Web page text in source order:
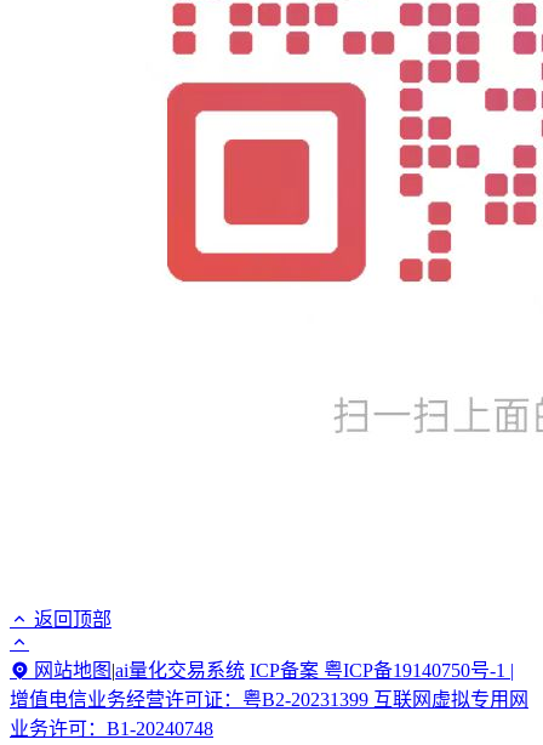
返回顶部
网站地图 |ai量化交易系统 ICP备案 粤ICP备19140750号-1 |
增值电信业务经营许可证：粤B2-20231399 互联网虚拟专用网
业务许可：B1-20240748